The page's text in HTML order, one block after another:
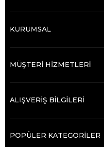
KURUMSAL
MÜŞTERİ HİZMETLERİ
ALIŞVERİŞ BİLGİLERİ
POPÜLER KATEGORİLER